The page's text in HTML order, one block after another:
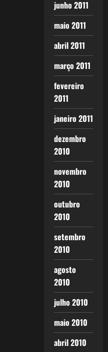
junho 2011
maio 2011
abril 2011
março 2011
fevereiro
2011
janeiro 2011
dezembro
2010
novembro
2010
outubro
2010
setembro
2010
agosto
2010
julho 2010
maio 2010
abril 2010